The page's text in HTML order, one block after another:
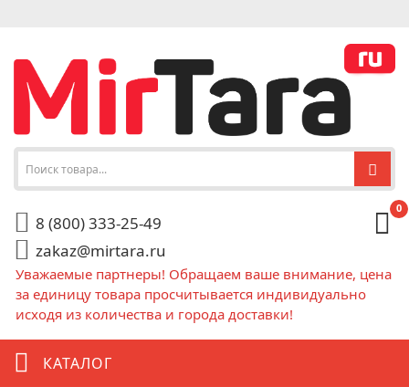
8 (800) 333-25-49
zakaz@mirtara.ru
0
Уважаемые партнеры! Обращаем ваше внимание, цена
за единицу товара просчитывается индивидуально
исходя из количества и города доставки!
КАТАЛОГ